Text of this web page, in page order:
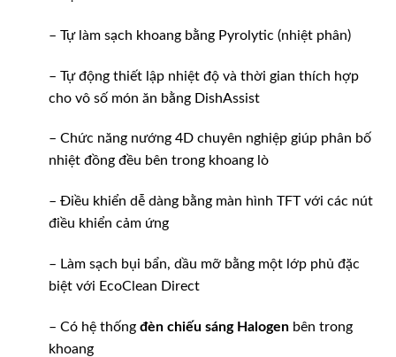
– Tự làm sạch khoang bằng Pyrolytic (nhiệt phân)
– Tự động thiết lập nhiệt độ và thời gian thích hợp
cho vô số món ăn bằng DishAssist
– Chức năng nướng 4D chuyên nghiệp giúp phân bố
nhiệt đồng đều bên trong khoang lò
– Điều khiển dễ dàng bằng màn hình TFT với các nút
điều khiển cảm ứng
– Làm sạch bụi bẩn, dầu mỡ bằng một lớp phủ đặc
biệt với EcoClean Direct
– Có hệ thống đèn chiếu sáng Halogen bên trong
khoang